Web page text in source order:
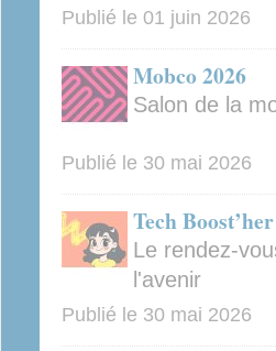
Publié le 01 juin 2026
Mobco 2026
Salon de la
Publié le 30 mai 2026
Tech Boost’her
Le rendez-
l'avenir
Publié le 30 mai 2026